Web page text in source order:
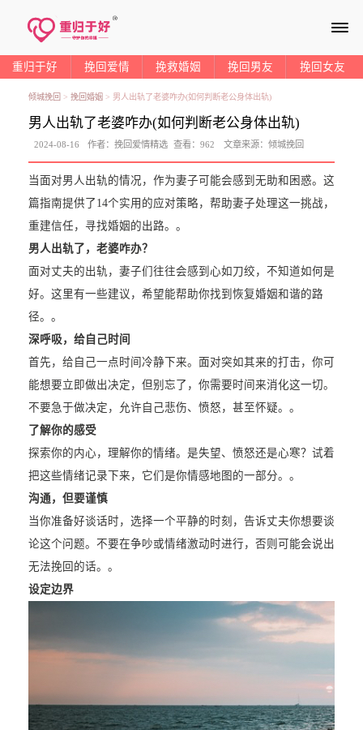
≡
重归于好 挽回爱情 挽救婚姻 挽回男友 挽回女友
倾城挽回 > 挽回婚姻 > 男人出轨了老婆咋办(如何判断老公身体出轨)
男人出轨了老婆咋办(如何判断老公身体出轨)
2024-08-16 作者：挽回爱情精选 查看：962 文章来源： 倾城挽回
当面对男人出轨的情况，作为妻子可能会感到无助和困惑。这
篇指南提供了14个实用的应对策略，帮助妻子处理这一挑战，
重建信任，寻找婚姻的出路。。
男人出轨了，老婆咋办？
面对丈夫的出轨，妻子们往往会感到心如刀绞，不知道如何是
好。这里有一些建议，希望能帮助你找到恢复婚姻和谐的路
径。。
深呼吸，给自己时间
首先，给自己一点时间冷静下来。面对突如其来的打击，你可
能想要立即做出决定，但别忘了，你需要时间来消化这一切。
不要急于做决定，允许自己悲伤、愤怒，甚至怀疑。。
了解你的感受
探索你的内心，理解你的情绪。是失望、愤怒还是心寒？试着
把这些情绪记录下来，它们是你情感地图的一部分。。
沟通，但要谨慎
当你准备好谈话时，选择一个平静的时刻，告诉丈夫你想要谈
论这个问题。不要在争吵或情绪激动时进行，否则可能会说出
无法挽回的话。。
设定边界